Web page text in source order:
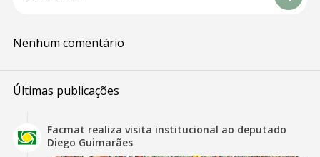
Nenhum comentário
Últimas publicações
Facmat realiza visita institucional ao deputado
Diego Guimarães